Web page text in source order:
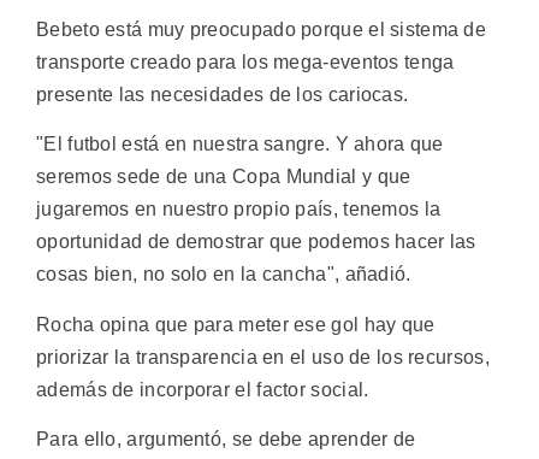
Bebeto está muy preocupado porque el sistema de
transporte creado para los mega-eventos tenga
presente las necesidades de los cariocas.
"El futbol está en nuestra sangre. Y ahora que
seremos sede de una Copa Mundial y que
jugaremos en nuestro propio país, tenemos la
oportunidad de demostrar que podemos hacer las
cosas bien, no solo en la cancha", añadió.
Rocha opina que para meter ese gol hay que
priorizar la transparencia en el uso de los recursos,
además de incorporar el factor social.
Para ello, argumentó, se debe aprender de